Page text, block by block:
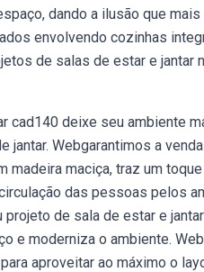
dando a ilusão que
envolvendo cozinhas
de salas de estar e jantar
cad140 deixe seu ambiente
Webgarantimos a
madeira maciça, traz um
das pessoas pelos
projeto de sala de estar e
e moderniza o ambiente.
aproveitar ao máximo o